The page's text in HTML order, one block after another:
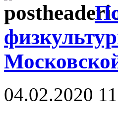
04.02.2020